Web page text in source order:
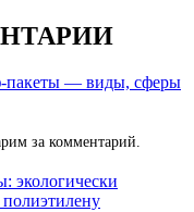
пакеты — виды, сферы
за комментарий.
экологически
полиэтилену